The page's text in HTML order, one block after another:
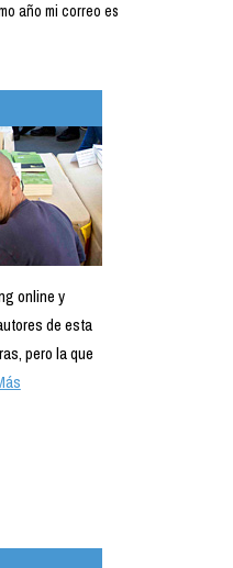
año mi correo es
online y
de esta
pero la que